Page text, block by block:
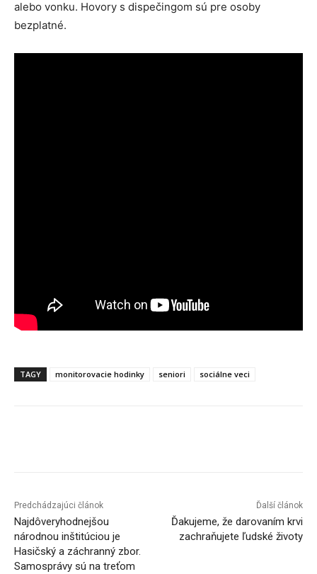
alebo vonku. Hovory s dispečingom sú pre osoby
bezplatné.
TAGY monitorovacie hodinky seniori sociálne veci
Predchádzajúci článok
Najdôveryhodnejšou
národnou inštitúciou je
Hasičský a záchranný zbor.
Samosprávy sú na treťom
Ďalší článok
Ďakujeme, že darovaním krvi
zachraňujete ľudské životy